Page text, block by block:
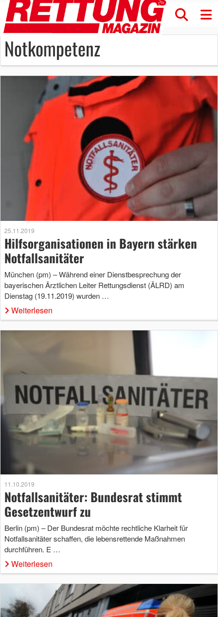
Notkompetenz
25.11.2019
Hilfsorganisationen in Bayern stärken
Notfallsanitäter
München (pm) – Während einer Dienstbesprechung der
bayerischen Ärztlichen Leiter Rettungsdienst (ÄLRD) am
Dienstag (19.11.2019) wurden …
Weiterlesen
11.10.2019
Notfallsanitäter: Bundesrat stimmt
Gesetzentwurf zu
Berlin (pm) – Der Bundesrat möchte rechtliche Klarheit für
Notfallsanitäter schaffen, die lebensrettende Maßnahmen
durchführen. E …
Weiterlesen